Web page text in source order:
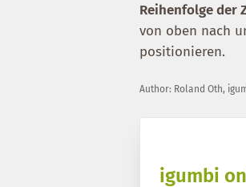
Reihenfolge der
von oben nach
positionieren.
Author: Roland Oth,
igumbi